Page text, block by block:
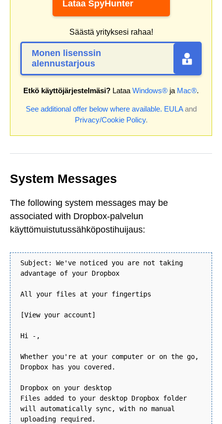
Lataa SpyHunter
Säästä yrityksesi rahaa!
Monen lisenssin
alennustarjous
Etkö käyttöjärjestelmäsi? Lataa Windows® ja Mac®.
See additional offer below where available. EULAand
Privacy/Cookie Policy.
System Messages
The following system messages may be
associated with Dropbox-palvelun
käyttömuistutussähköpostihuijaus:
Subject: We've noticed you are not taking
advantage of your Dropbox
All your files at your fingertips
[View your account]
Hi -,
Whether you're at your computer or on the go,
Dropbox has you covered.
Dropbox on your desktop
Files added to your desktop Dropbox folder
will automatically sync, with no manual
uploading required.